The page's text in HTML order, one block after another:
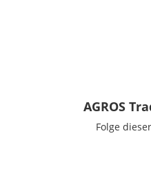
AGROS
Folge